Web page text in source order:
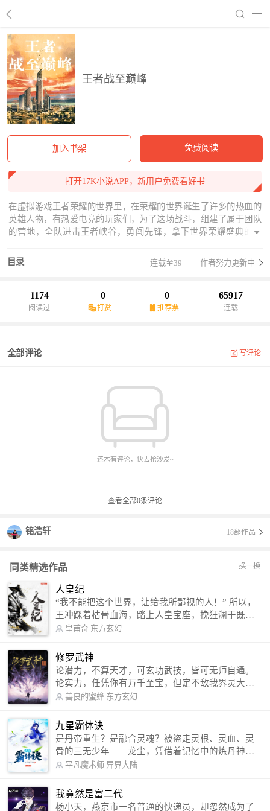
王者战至巅峰
加入书架 免费阅读
打开17K小说APP，新用户免费看好书
在虚拟游戏王者荣耀的世界里，在荣耀的世界诞生了许多的热血的
英雄人物，有热爱电竞的玩家们，为了这场战斗，组建了属于团队
的营地，全队进击王者峡谷，勇闯先锋，拿下世界荣耀盛典的冠
目录
连载至39 作者努力更新中
1174
阅读过
0
打赏
0
推荐票
65917
连载
全部评论 写评论
还木有评论，快去抢沙发~
查看全部0条评论
铭浩轩 18部作品
同类精选作品 换一换
人皇纪
“我不能把这个世界，让给我所鄙视的人！” 所以，
王冲踩着枯骨血海，踏上人皇宝座，挽狂澜于既
倒，扶大厦之将倾，成就了一段无上的传说！ 微信
微博：皇甫奇（地址：http://weibo.com/u/25284575
87） QQ交流群：320238210【普通群】 574501330
【VIP订阅群】 欢迎大家关注。
皇甫奇 东方玄幻
修罗武神
论潜力，不算天才，可玄功武技，皆可无师自通。
论实力，任凭你有万千至宝，但定不敌我界灵大
军。 我是谁？天下众生视我为修罗，却不知，我以
信公众号：善良的蜜蜂后援会）
善良的蜜蜂 东方玄幻
九星霸体诀
是丹帝重生？是融合灵魂？被盗走灵根、灵血、灵
骨的三无少年——龙尘，凭借着记忆中的炼丹神
术，修行神秘功法九星霸体诀，拨开重重迷雾，解
勾搭各色美女，镇压恶鬼邪神。 江湖传闻：龙
尘一到，地吼天啸。龙尘一出，鬼泣神哭。 本
平凡魔术师 异界大陆
我竟然是富二代
杨小天，燕京市一名普通的快递员，却忽然成为了